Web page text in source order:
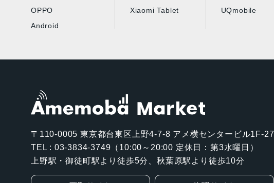
OPPO
Android
Xiaomi Tablet
UQmobile
〒110-0005 東京都台東区上野4-7-8 アメ横センタービル1F-27
TEL : 03-3834-3749（10:00～20:00 定休日：第3水曜日）
上野駅・御徒町駅より徒歩5分、秋葉原駅より徒歩10分